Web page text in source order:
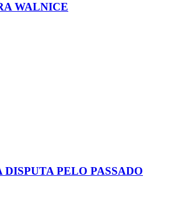
WALNICE
DISPUTA PELO PASSADO